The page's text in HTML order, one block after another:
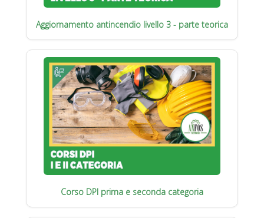
Aggiornamento antincendio livello 3 - parte teorica
Corso DPI prima e seconda categoria